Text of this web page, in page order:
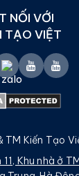
NỐI VỚI
TẠO VIỆT
TM Kiến Tạo
11, Khu nhà ở